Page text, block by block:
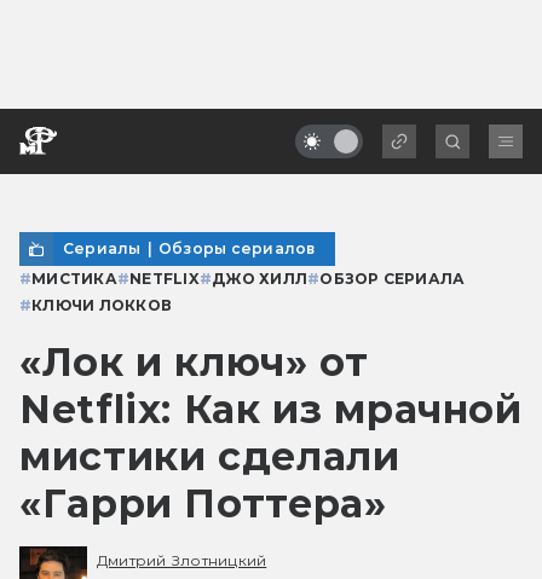
Сериалы | Обзоры сериалов
#МИСТИКА#NETFLIX#ДЖО ХИЛЛ#ОБЗОР СЕРИАЛА
#КЛЮЧИ ЛОККОВ
«Лок и ключ» от
Netflix: Как из мрачной
мистики сделали
«Гарри Поттера»
Дмитрий Злотницкий